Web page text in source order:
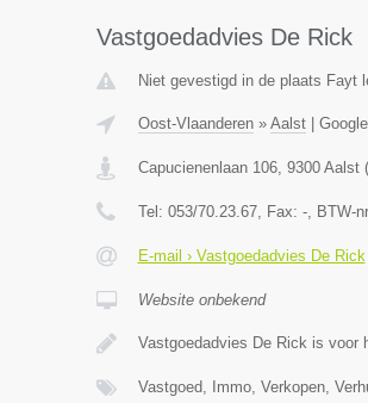
Vastgoedadvies De Rick
Niet gevestigd in de plaats Fayt
Oost-Vlaanderen» Aalst|
Capucienenlaan 106, 9300 Aalst(
Tel: 053/70.23.67, Fax: -, BTW-
E-mail › Vastgoedadvies De Rick
Website onbekend
Vastgoedadvies De Rick is voor
Vastgoed, Immo, Verkopen,